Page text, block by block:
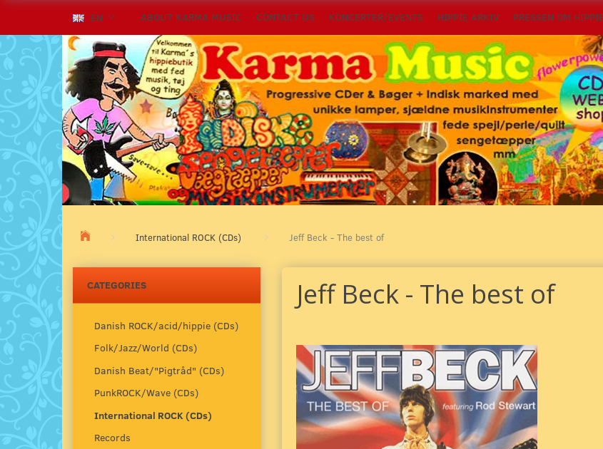
EN ABOUT KARMA MUSIC CONTACT US KONCERTER/EVENTS HIPPIE ARKIV PRESSEN OM HIPPIE
International ROCK (CDs) Jeff Beck - The best of
CATEGORIES
Danish ROCK/acid/hippie (CDs)
Folk/Jazz/World (CDs)
Danish Beat/"Pigtråd" (CDs)
PunkROCK/Wave (CDs)
International ROCK (CDs)
Records
Jeff Beck - The best of